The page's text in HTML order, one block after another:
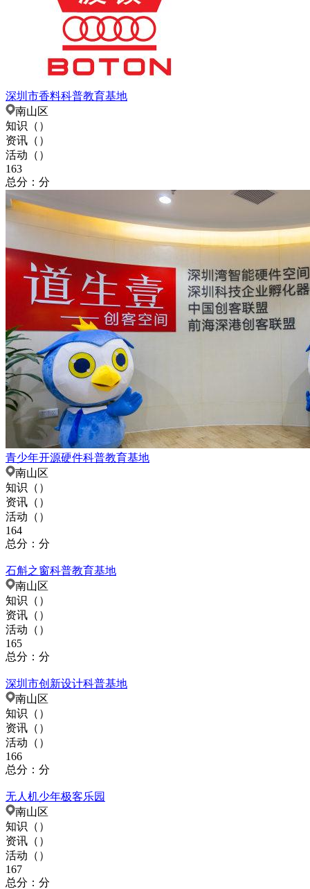
深圳市香料科普教育基地
南山区
知识（ ）
资讯（ ）
活动（ ）
163
总分：分
青少年开源硬件科普教育基地
南山区
知识（ ）
资讯（ ）
活动（ ）
164
总分：分
石斛之窗科普教育基地
南山区
知识（ ）
资讯（ ）
活动（ ）
165
总分：分
深圳市创新设计科普基地
南山区
知识（ ）
资讯（ ）
活动（ ）
166
总分：分
无人机少年极客乐园
南山区
知识（ ）
资讯（ ）
活动（ ）
167
总分：分